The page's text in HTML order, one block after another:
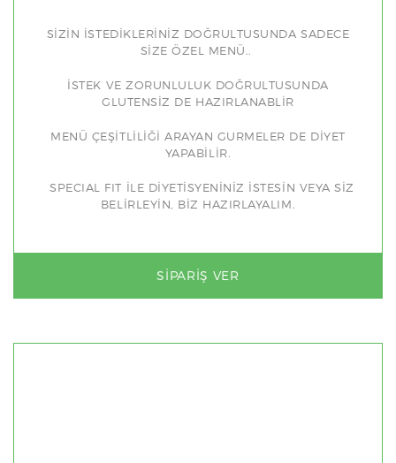
SİZİN İSTEDİKLERİNİZ DOĞRULTUSUNDA SADECE
SİZE ÖZEL MENÜ..
İSTEK VE ZORUNLULUK DOĞRULTUSUNDA
GLUTENSİZ DE HAZIRLANABLİR
MENÜ ÇEŞİTLİLİĞİ ARAYAN GURMELER DE DİYET
YAPABİLİR.
SPECIAL FIT İLE DİYETİSYENİNİZ İSTESİN VEYA SİZ
BELİRLEYİN, BİZ HAZIRLAYALIM.
SIPARIŞ VER